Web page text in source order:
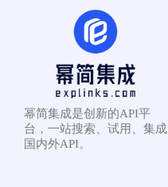
幂简集成是创新的API平
台，一站搜索、试用、集成
国内外API。